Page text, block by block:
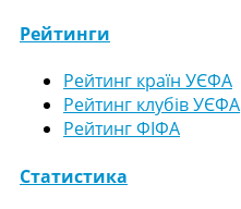
Рейтинги
Рейтинг країн УЄФА
Рейтинг клубів УЄФА
Рейтинг ФІФА
Статистика